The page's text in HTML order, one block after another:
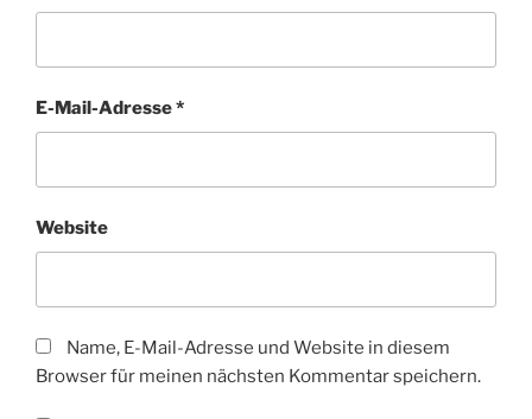
E-Mail-Adresse*
Website
Name, E-Mail-Adresse und Website in diesem
Browser für meinen nächsten Kommentar speichern.